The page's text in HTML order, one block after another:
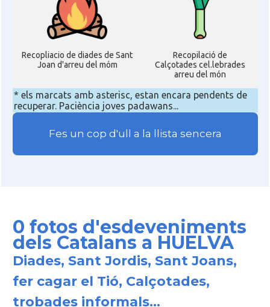
Recopliacio de diades de Sant
Joan d'arreu del móm
Recopilació de
Calçotades cel.lebrades
arreu del món
* els marcats amb asterisc, estan encara pendents de
recuperar. Paciència joves padawans...
Fes un cop d'ull a la llista sencera
0 fotos d'esdeveniments
dels Catalans a HUELVA
Diades, Sant Jordis, Sant Joans,
fer cagar el Tió, Calçotades,
trobades informals...